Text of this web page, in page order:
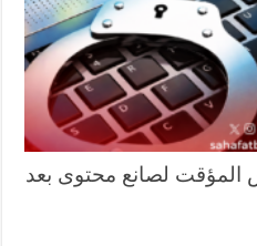
لصانع محتوى بعد